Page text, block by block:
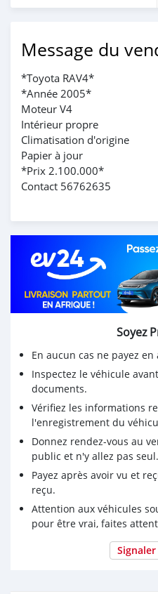
Message du
*Toyota RAV4*
*Année 2005*
Moteur V4
Intérieur propre
Climatisation d'origine
Papier à jour
*Prix 2.100.000*
Contact 56762635
Soyez
En aucun cas ne payez en
Inspectez le véhicule
documents.
Vérifiez les informations
l'enregistrement du
Donnez rendez-vous au
public et n'y allez pas seul.
Payez après avoir vu et
reçu.
Attention aux véhicules
pour être vrai, faites